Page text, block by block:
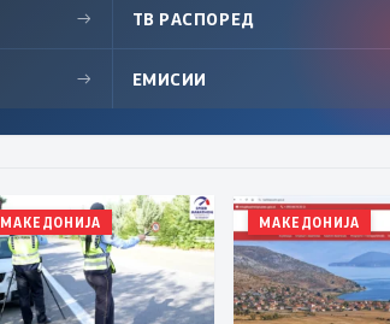
→ ТВ РАСПОРЕД
→ ЕМИСИИ
МАКЕДОНИЈА МАКЕДОНИЈА